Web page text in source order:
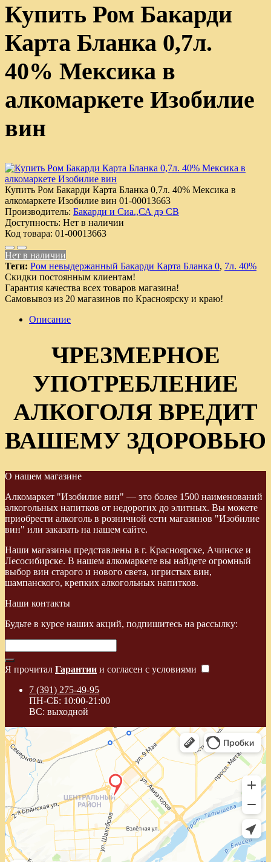
Купить Ром Бакарди
Карта Бланка 0,7л.
40% Мексика в
алкомаркете Изобилие
вин
Купить Ром Бакарди Карта Бланка 0,7л. 40% Мексика в
алкомаркете Изобилие вин 01-00013663
Производитель: Бакарди и Сиа.,СА дэ СВ
Доступность: Нет в наличии
Код товара: 01-00013663
Нет в наличии
Теги: Ром невыдержанный Бакарди Карта Бланка 0, 7л. 40%
Скидки постоянным клиентам!
Гарантия качества всех товаров магазина!
Самовывоз из 20 магазинов по Красноярску и краю!
Описание
ЧРЕЗМЕРНОЕ
УПОТРЕБЛЕНИЕ
АЛКОГОЛЯ ВРЕДИТ
ВАШЕМУ ЗДОРОВЬЮ
О нашем магазине
Алкомаркет "Изобилие вин" — это более 1500 наименований
алкогольных напитков от недорогих до элитных. Вы можете
приобрести алкоголь в розничной сети магазинов "Изобилие
вин" или заказать на нашем сайте.
Наши магазины представлены в г. Красноярске, Ачинске и
Лесосибирске. В нашем алкомаркете вы найдете огромный
выбор вин старого и нового света, игристых вин,
шампанского, крепких алкогольных напитков.
Наши контакты
Будьте в курсе наших акций, подпишитесь на рассылку:
Я прочитал Гарантии и согласен с условиями
7 (391) 275-49-95
ПН-СБ: 10:00-21:00
ВС: выходной